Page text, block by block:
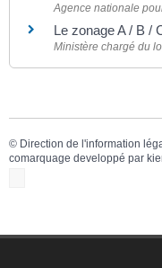
Agence nationale
Le zonage A / B /
Ministère chargé du
© Direction de l'information
comarquage developpé par